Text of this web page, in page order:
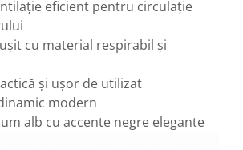
eficient pentru circulație
cu material respirabil și
și ușor de utilizat
modern
alb cu accente negre elegante